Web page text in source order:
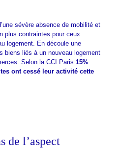
sévère absence de mobilité et
plus contraintes pour ceux
logement. En découle une
biens liés à un nouveau logement
Selon la CCI Paris 15%
ont cessé leur activité cette
de l’aspect